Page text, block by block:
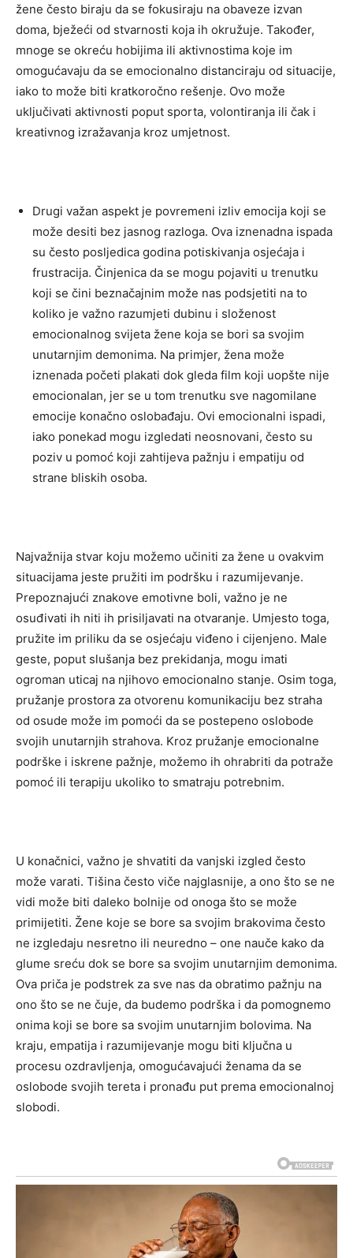
žene često biraju da se fokusiraju na obaveze izvan
doma, bježeći od stvarnosti koja ih okružuje. Također,
mnoge se okreću hobijima ili aktivnostima koje im
omogućavaju da se emocionalno distanciraju od situacije,
iako to može biti kratkoročno rešenje. Ovo može
uključivati aktivnosti poput sporta, volontiranja ili čak i
kreativnog izražavanja kroz umjetnost.
Drugi važan aspekt je povremeni izliv emocija koji se
može desiti bez jasnog razloga. Ova iznenadna ispada
su često posljedica godina potiskivanja osjećaja i
frustracija. Činjenica da se mogu pojaviti u trenutku
koji se čini beznačajnim može nas podsjetiti na to
koliko je važno razumjeti dubinu i složenost
emocionalnog svijeta žene koja se bori sa svojim
unutarnjim demonima. Na primjer, žena može
iznenada početi plakati dok gleda film koji uopšte nije
emocionalan, jer se u tom trenutku sve nagomilane
emocije konačno oslobađaju. Ovi emocionalni ispadi,
iako ponekad mogu izgledati neosnovani, često su
poziv u pomoć koji zahtijeva pažnju i empatiju od
strane bliskih osoba.
Najvažnija stvar koju možemo učiniti za žene u ovakvim
situacijama jeste pružiti im podršku i razumijevanje.
Prepoznajući znakove emotivne boli, važno je ne
osuđivati ih niti ih prisiljavati na otvaranje. Umjesto toga,
pružite im priliku da se osjećaju viđeno i cijenjeno. Male
geste, poput slušanja bez prekidanja, mogu imati
ogroman uticaj na njihovo emocionalno stanje. Osim toga,
pružanje prostora za otvorenu komunikaciju bez straha
od osude može im pomoći da se postepeno oslobode
svojih unutarnjih strahova. Kroz pružanje emocionalne
podrške i iskrene pažnje, možemo ih ohrabriti da potraže
pomoć ili terapiju ukoliko to smatraju potrebnim.
U konačnici, važno je shvatiti da vanjski izgled često
može varati. Tišina često viče najglasnije, a ono što se ne
vidi može biti daleko bolnije od onoga što se može
primijetiti. Žene koje se bore sa svojim brakovima često
ne izgledaju nesretno ili neuredno – one nauče kako da
glume sreću dok se bore sa svojim unutarnjim demonima.
Ova priča je podstrek za sve nas da obratimo pažnju na
ono što se ne čuje, da budemo podrška i da pomognemo
onima koji se bore sa svojim unutarnjim bolovima. Na
kraju, empatija i razumijevanje mogu biti ključna u
procesu ozdravljenja, omogućavajući ženama da se
oslobode svojih tereta i pronađu put prema emocionalnoj
slobodi.